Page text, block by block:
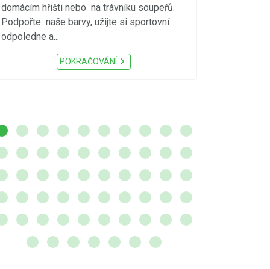
domácím hřišti nebo na trávníku soupeřů.
Podpořte naše barvy, užijte si sportovní
odpoledne a...
POKRAČOVÁNÍ